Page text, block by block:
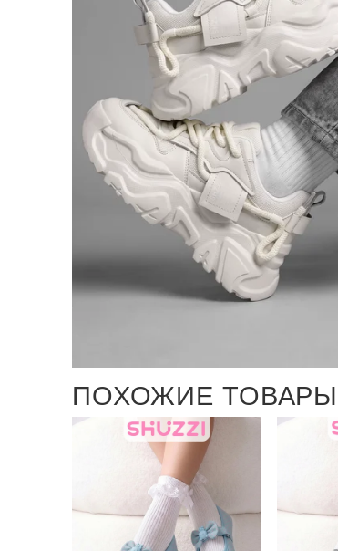
ПОХОЖИЕ ТОВАРЫ